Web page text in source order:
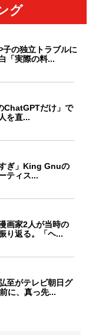
グ
の独立トラブルに
「実際の料...
ChatGPTだけ」で
を直...
ぎ」King Gnuの
ティス...
画家2人が当時の
り返る。「ヘ...
至がテレビ朝日グ
に、真っ先...